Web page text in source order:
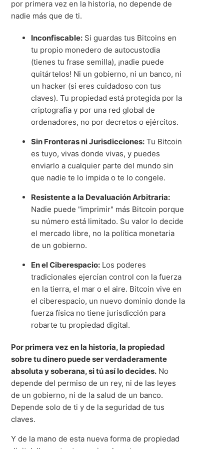
por primera vez en la historia, no depende de
nadie más que de ti.
Inconfiscable: Si guardas tus Bitcoins en
tu propio monedero de autocustodia
(tienes tu frase semilla), ¡nadie puede
quitártelos! Ni un gobierno, ni un banco, ni
un hacker (si eres cuidadoso con tus
claves). Tu propiedad está protegida por la
criptografía y por una red global de
ordenadores, no por decretos o ejércitos.
Sin Fronteras ni Jurisdicciones: Tu Bitcoin
es tuyo, vivas donde vivas, y puedes
enviarlo a cualquier parte del mundo sin
que nadie te lo impida o te lo congele.
Resistente a la Devaluación Arbitraria:
Nadie puede "imprimir" más Bitcoin porque
su número está limitado. Su valor lo decide
el mercado libre, no la política monetaria
de un gobierno.
En el Ciberespacio: Los poderes
tradicionales ejercían control con la fuerza
en la tierra, el mar o el aire. Bitcoin vive en
el ciberespacio, un nuevo dominio donde la
fuerza física no tiene jurisdicción para
robarte tu propiedad digital.
Por primera vez en la historia, la propiedad
sobre tu dinero puede ser verdaderamente
absoluta y soberana, si tú así lo decides. No
depende del permiso de un rey, ni de las leyes
de un gobierno, ni de la salud de un banco.
Depende solo de ti y de la seguridad de tus
claves.
Y de la mano de esta nueva forma de propiedad